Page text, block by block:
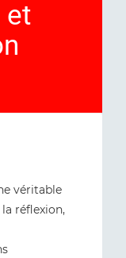
et
véritable
réflexion,